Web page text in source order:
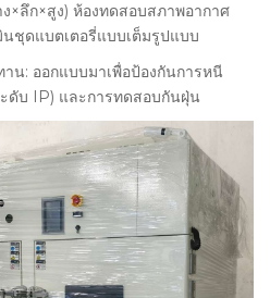
×ลึก×สูง) ห้องทดสอบสภาพอากาศ
นชุดแบตเตอรี่แบบเต็มรูปแบบ
น: ออกแบบมาเพื่อป้องกันการหนี
ดับ IP) และการทดสอบกันฝุ่น